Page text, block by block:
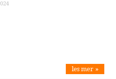
les mer »